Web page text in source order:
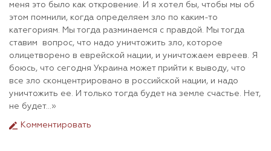
меня это было как откровение. И я хотел бы, чтобы мы об
этом помнили, когда определяем зло по каким-то
категориям. Мы тогда разминаемся с правдой. Мы тогда
ставим вопрос, что надо уничтожить зло, которое
олицетворено в еврейской нации, и уничтожаем евреев. Я
боюсь, что сегодня Украина может прийти к выводу, что
все зло сконцентрировано в российской нации, и надо
уничтожить ее. И только тогда будет на земле счастье. Нет,
не будет...»
Комментировать